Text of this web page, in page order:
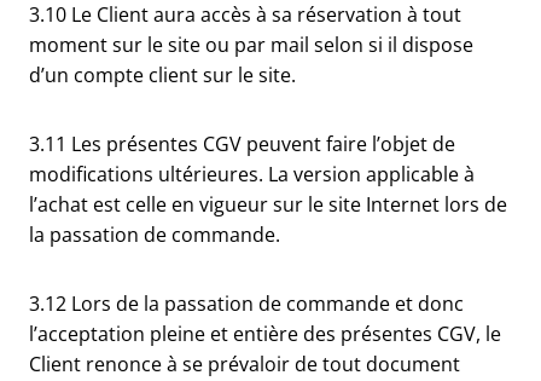
3.10 Le Client aura accès à sa réservation à tout
moment sur le site ou par mail selon si il dispose
d’un compte client sur le site.
3.11 Les présentes CGV peuvent faire l’objet de
modifications ultérieures. La version applicable à
l’achat est celle en vigueur sur le site Internet lors de
la passation de commande.
3.12 Lors de la passation de commande et donc
l’acceptation pleine et entière des présentes CGV, le
Client renonce à se prévaloir de tout document